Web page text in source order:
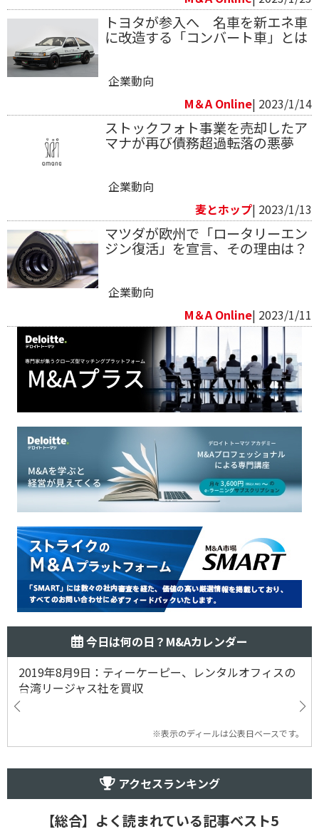
トヨタが参入へ 名車を新エネ車
に改造する「コンバート車」とは
企業動向
M＆A Online| 2023/1/14
ストックフォト事業を売却したア
マナが再び債務超過転落の悪夢
企業動向
麦とホップ| 2023/1/13
マツダが欧州で「ロータリーエン
ジン復活」を宣言、その理由は？
企業動向
M＆A Online| 2023/1/11
今日は何の日？M&Aカレンダー
2019年8月9日：ティーケーピー、レンタルオフィスの
台湾リージャス社を買収
※表示のディールは公表日ベースです。
アクセスランキング
【総合】よく読まれている記事ベスト5